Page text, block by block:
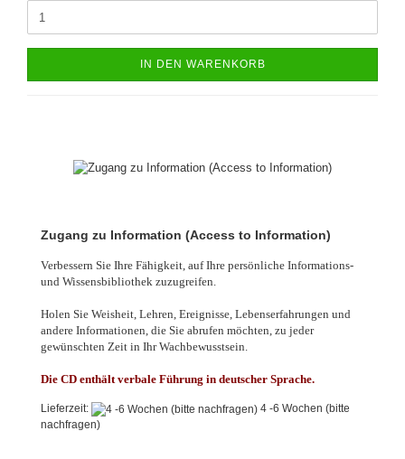
IN DEN WARENKORB
Zugang zu Information (Access to Information)
Verbessern Sie Ihre Fähigkeit, auf Ihre persönliche Informations-
und Wissensbibliothek zuzugreifen.
Holen Sie Weisheit, Lehren, Ereignisse, Lebenserfahrungen und
andere Informationen, die Sie abrufen möchten, zu jeder
gewünschten Zeit in Ihr Wachbewusstsein.
Die CD enthält verbale Führung in deutscher Sprache.
Lieferzeit:
4 -6 Wochen (bitte
nachfragen)